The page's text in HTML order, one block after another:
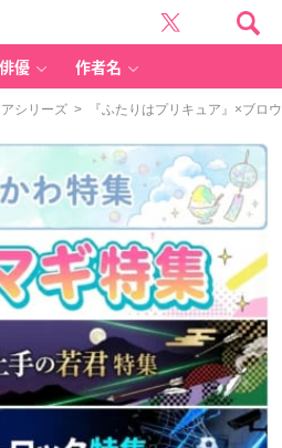
優 作者名
シリーズ > 『ふたりはプリキュア』×ブロ